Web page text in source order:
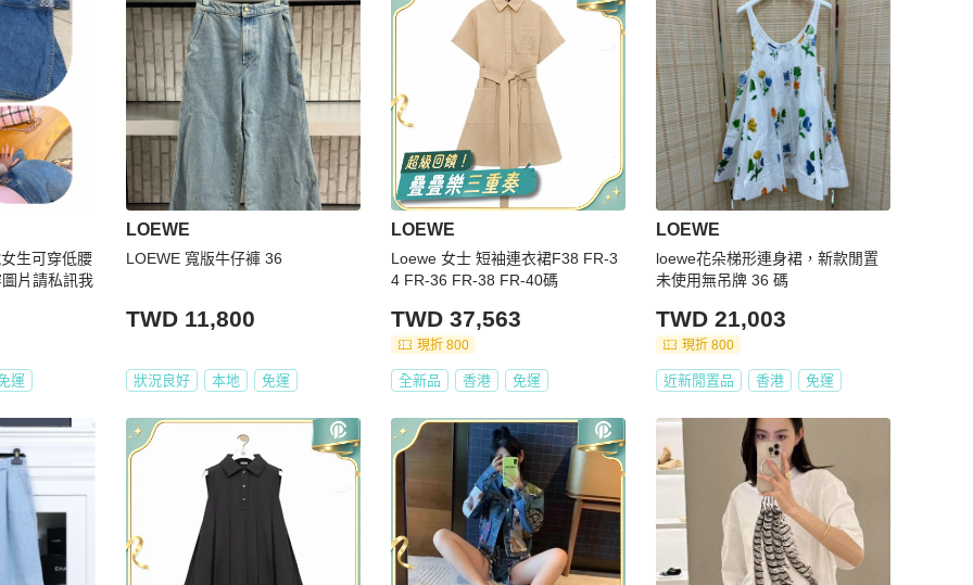
生可穿低腰
片請私訊我
運
LOEWE
LOEWE 寬版牛仔褲 36
TWD 11,800
狀況良好 本地 免運
LOEWE
Loewe 女士 短袖連衣裙F38 FR-3
4 FR-36 FR-38 FR-40碼
TWD 37,563
現折 800
全新品 香港 免運
LOEWE
loewe花朵梯形連身裙，新款閒置
未使用無吊牌 36 碼
TWD 21,003
現折 800
近新閒置品 香港 免運